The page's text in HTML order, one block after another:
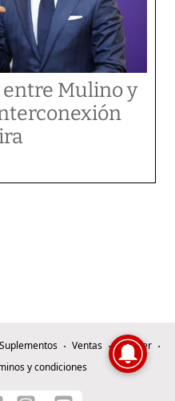
Mulino y
Suplementos Ventas
e-Paper
y condiciones